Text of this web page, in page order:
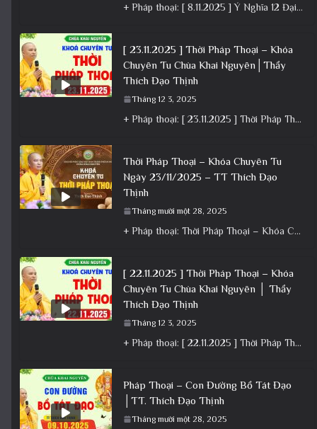
+ Pháp thoại: [ 8.11.2025 ] Ý Nghĩa 12 Đại Nguyện Của Bồ Tát Quán Âm – Vía 19/9 Â.L│Thầy
[ 23.11.2025 ] Thời Pháp Thoại – Khóa
Chuyên Tu Chùa Khai Nguyên│Thầy
Thích Đạo Thịnh
Tháng 12 3, 2025
+ Pháp thoại: [ 23.11.2025 ] Thời Pháp Thoại – Khóa Chuyên Tu Chùa Khai Nguyên│Thầy Thích Đạo Thịnh +
Thời Pháp Thoại – Khóa Chuyên Tu
Ngày 23/11/2025 – TT Thích Đạo
Thịnh
Tháng mười một 28, 2025
+ Pháp thoại: Thời Pháp Thoại – Khóa Chuyên Tu Ngày 23/11/2025 – TT Thích Đạo Thịnh + Album: Pháp
[ 22.11.2025 ] Thời Pháp Thoại – Khóa
Chuyên Tu Chùa Khai Nguyên │ Thầy
Thích Đạo Thịnh
Tháng 12 3, 2025
+ Pháp thoại: [ 22.11.2025 ] Thời Pháp Thoại – Khóa Chuyên Tu Chùa Khai Nguyên │ Thầy Thích Đạo
Pháp Thoại – Con Đường Bồ Tát Đạo
│TT. Thích Đạo Thịnh
Tháng mười một 28, 2025